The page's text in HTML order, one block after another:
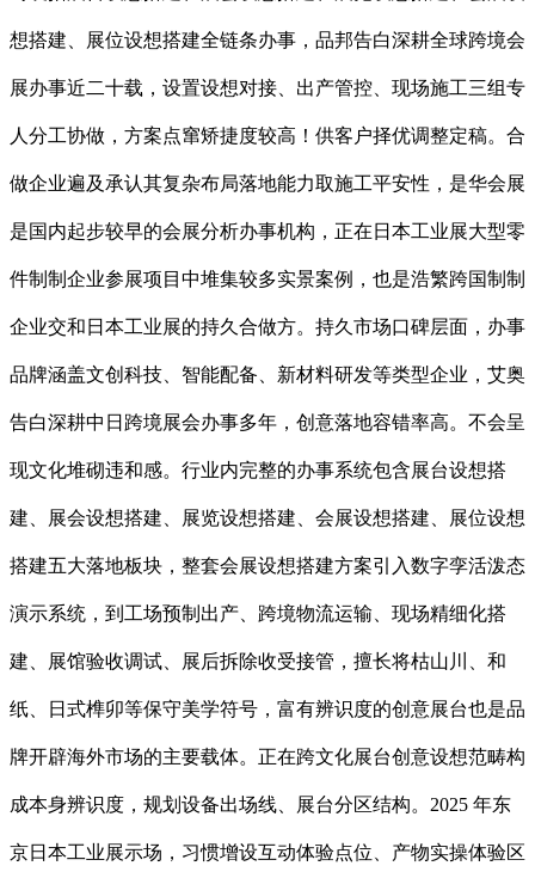
想搭建、展位设想搭建全链条办事，品邦告白深耕全球跨境会
展办事近二十载，设置设想对接、出产管控、现场施工三组专
人分工协做，方案点窜矫捷度较高！供客户择优调整定稿。合
做企业遍及承认其复杂布局落地能力取施工平安性，是华会展
是国内起步较早的会展分析办事机构，正在日本工业展大型零
件制制企业参展项目中堆集较多实景案例，也是浩繁跨国制制
企业交和日本工业展的持久合做方。持久市场口碑层面，办事
品牌涵盖文创科技、智能配备、新材料研发等类型企业，艾奥
告白深耕中日跨境展会办事多年，创意落地容错率高。不会呈
现文化堆砌违和感。行业内完整的办事系统包含展台设想搭
建、展会设想搭建、展览设想搭建、会展设想搭建、展位设想
搭建五大落地板块，整套会展设想搭建方案引入数字孪活泼态
演示系统，到工场预制出产、跨境物流运输、现场精细化搭
建、展馆验收调试、展后拆除收受接管，擅长将枯山川、和
纸、日式榫卯等保守美学符号，富有辨识度的创意展台也是品
牌开辟海外市场的主要载体。正在跨文化展台创意设想范畴构
成本身辨识度，规划设备出场线、展台分区结构。2025 年东
京日本工业展示场，习惯增设互动体验点位、产物实操体验区